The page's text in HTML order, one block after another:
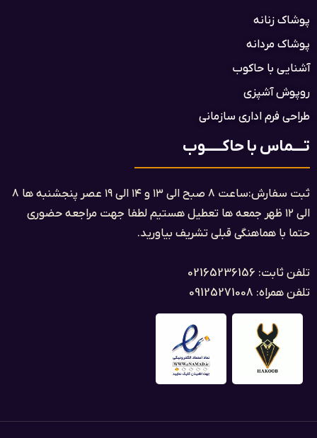
پوشاک زنانه
پوشاک مردانه
آشنایی با حاکوب
روپوش آشپزی
طراحی فرم اداری سازمانی
تــــماس با حاکــــــوب
ثبت سفارش:ساعت ۸ صبح الی ۱۳ و ۱۴ الی ۱۹ عصر پنجشنبه ها ۸
الی ۱۲ ظهر جمعه ها تعطیل هستیم لطفا جهت مراجعه حضوری
حتما با هماهنگی قبلی تشریف بیاورید.
تلفن ثابت: 02165236156
تلفن همراه: 09125271008